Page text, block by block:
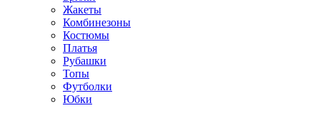
Жакеты
Комбинезоны
Костюмы
Платья
Рубашки
Топы
Футболки
Юбки